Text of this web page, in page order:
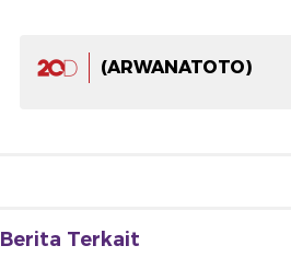
(ARWANATOTO)
Berita Terkait